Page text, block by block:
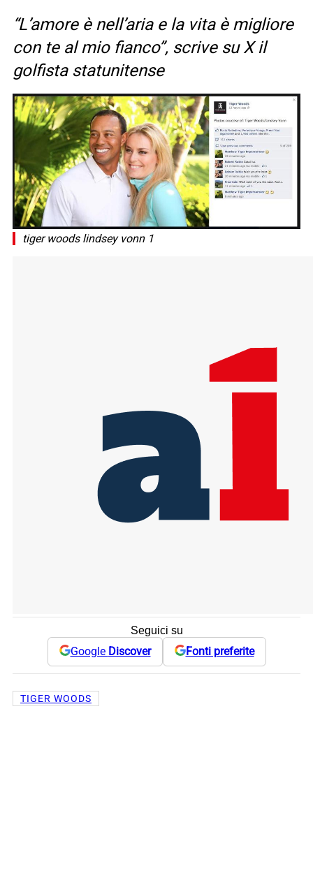
“L’amore è nell’aria e la vita è migliore
con te al mio fianco”, scrive su X il
golfista statunitense
tiger woods lindsey vonn 1
Seguici su
Google Discover Fonti preferite
TIGER WOODS